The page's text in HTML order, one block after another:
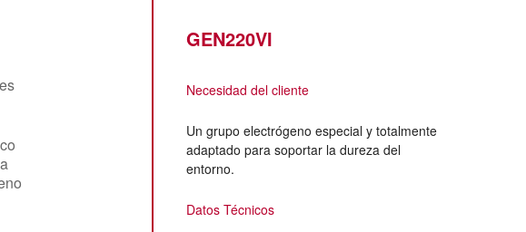
GEN220VI
Necesidad del cliente
Un grupo electrógeno especial y totalmente
adaptado para soportar la dureza del
entorno.
Datos Técnicos